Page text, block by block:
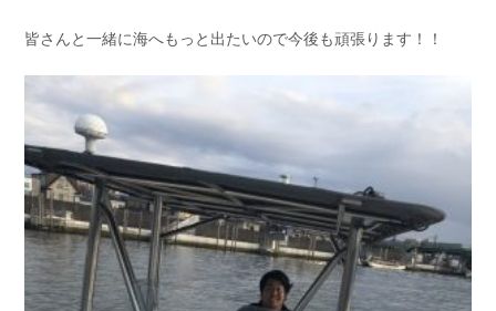
皆さんと一緒に海へもっと出たいので今後も頑張ります！！